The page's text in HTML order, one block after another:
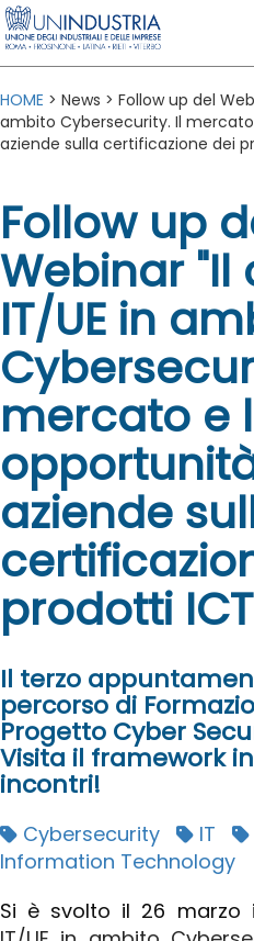
HOME > News > Follow up del
ambito Cybersecurity. Il
aziende sulla certificazione dei
Follow up
Webinar
IT/UE in
mercato e
aziende
prodotti
Il terzo
percorso di
Progetto Cyber
Visita il framework
incontri!
Cybersecurity IT
Information Technology
Si è svolto il 26 marzo